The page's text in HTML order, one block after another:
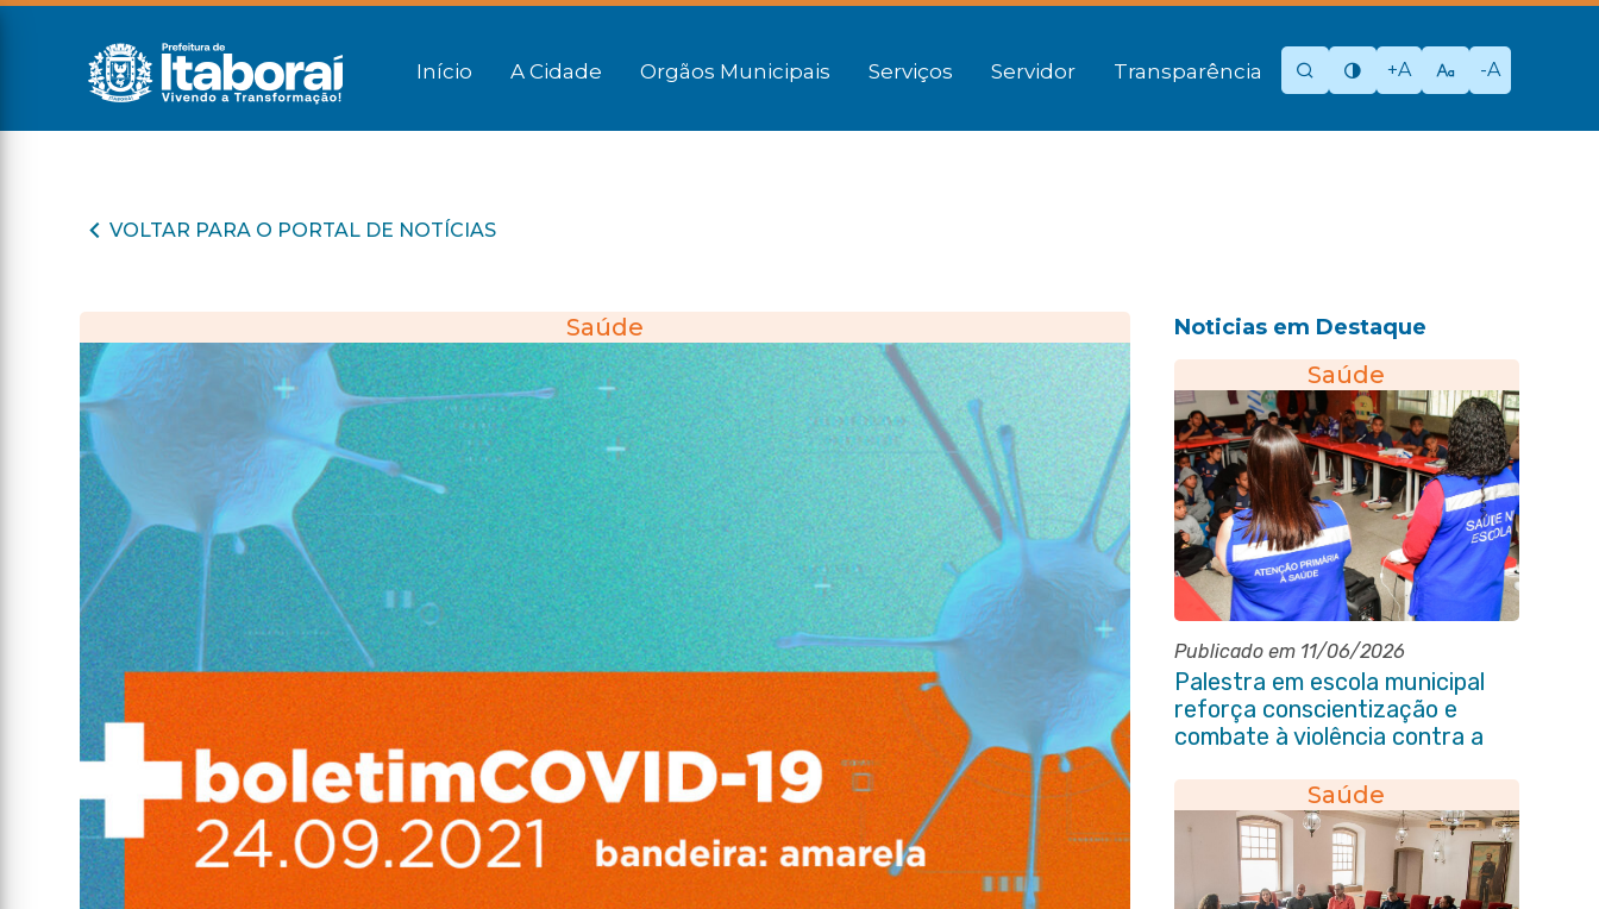
Início A Cidade Orgãos Municipais Serviços Servidor Transparência +A -A
VOLTAR PARA O PORTAL DE NOTÍCIAS
Saúde Noticias em Destaque
Saúde
Publicado em 11/06/2026
Palestra em escola municipal
reforça conscientização e
combate à violência contra a
Saúde